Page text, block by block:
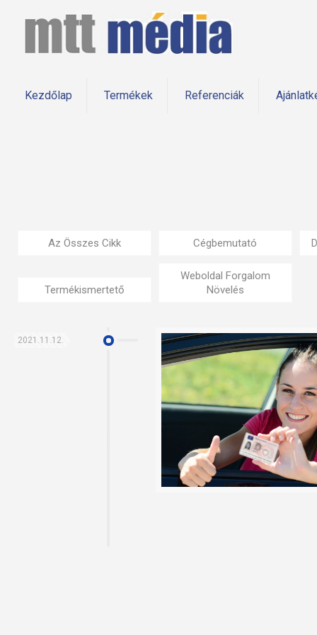
Kezdőlap Termékek Referenciák
Az Összes Cikk Cégbemutató
Termékismertető
Weboldal Forgalom
Növelés
2021.11.12.